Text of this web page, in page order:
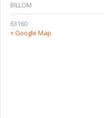
BILLOM
63160
+ Google Map